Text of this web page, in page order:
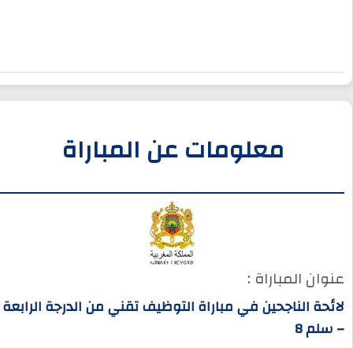
معلومات عن المباراة
عنوان المباراة :
لائحة الناجحين في مباراة التوظيف تقني من الدرجة الرابعة
– سلم 8